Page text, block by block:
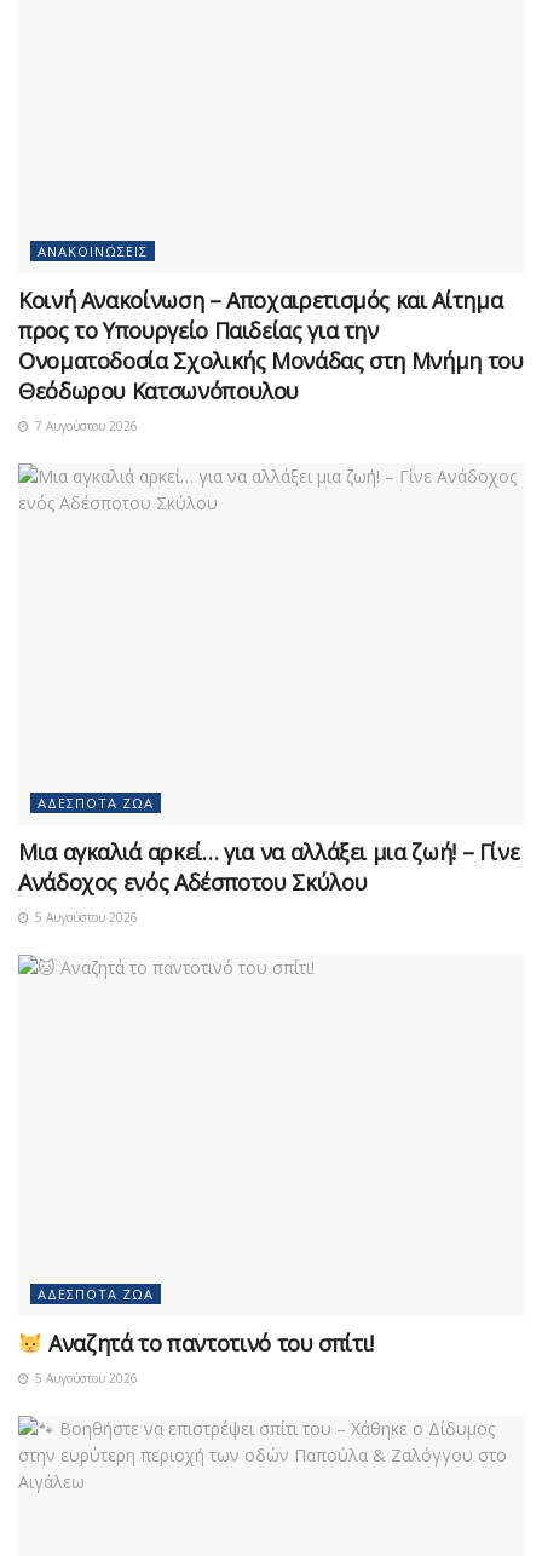
ΑΝΑΚΟΙΝΏΣΕΙΣ
Κοινή Ανακοίνωση – Αποχαιρετισμός και Αίτημα
προς το Υπουργείο Παιδείας για την
Ονοματοδοσία Σχολικής Μονάδας στη Μνήμη του
Θεόδωρου Κατσωνόπουλου
7 Αυγούστου 2026
ΑΔΈΣΠΟΤΑ ΖΏΑ
Μια αγκαλιά αρκεί… για να αλλάξει μια ζωή! – Γίνε
Ανάδοχος ενός Αδέσποτου Σκύλου
5 Αυγούστου 2026
ΑΔΈΣΠΟΤΑ ΖΏΑ
Αναζητά το παντοτινό του σπίτι!
5 Αυγούστου 2026